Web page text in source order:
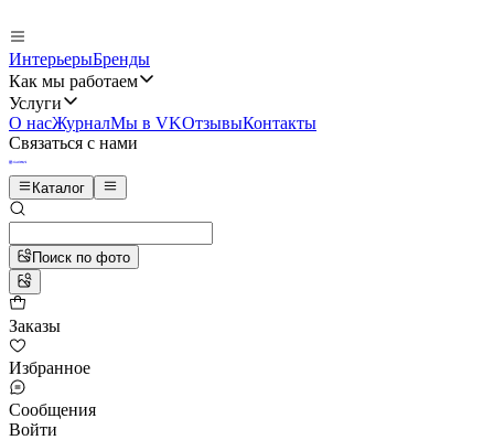
ИнтерьерыБренды
Как мы работаем
Услуги
О насЖурналМы в VKОтзывыКонтакты
Связаться с нами
Каталог
Поиск по фото
Заказы
Избранное
Сообщения
Войти